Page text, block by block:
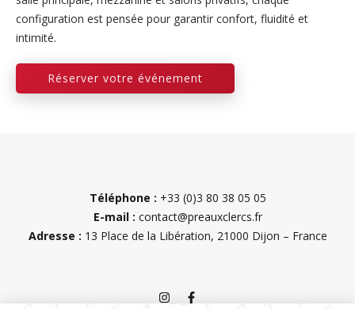
configuration est pensée pour garantir confort, fluidité et
intimité.
Réserver votre événement
Téléphone : +33 (0)3 80 38 05 05
E-mail : contact@preauxclercs.fr
Adresse : 13 Place de la Libération, 21000 Dijon – France